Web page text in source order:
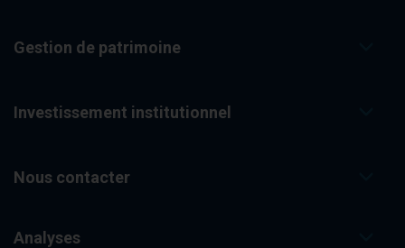
Gestion de patrimoine
Investissement institutionnel
Nous contacter
Analyses